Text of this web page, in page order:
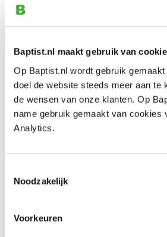
Baptist.nl maakt gebruik van
Op Baptist.nl wordt gebruik
doel de website steeds meer aan te
de wensen van onze klanten. Op
name gebruik gemaakt van cookies
Analytics.
Noodzakelijk
Voorkeuren
€ 34,35 incl. btw
Op voorraad
Vergelijken
Spear & Jackson
tpi 559 mm
€ 34,35 incl. btw